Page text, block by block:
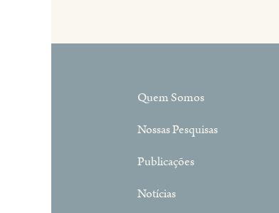
Quem Somos
Nossas Pesquisas
Publicações
Notícias